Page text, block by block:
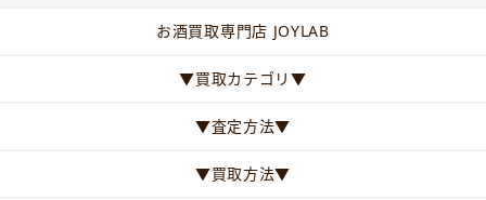
お酒買取専門店 JOYLAB
▼買取カテゴリ▼
▼査定方法▼
▼買取方法▼